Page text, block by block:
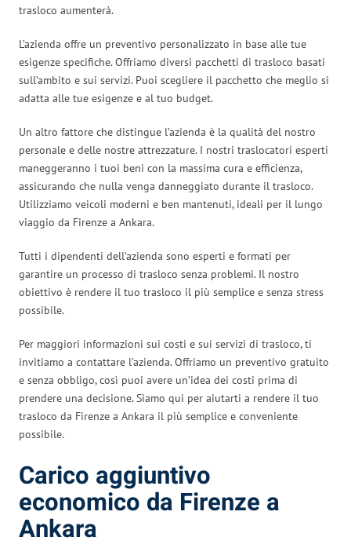
trasloco aumenterà.
L’azienda offre un preventivo personalizzato in base alle tue
esigenze specifiche. Offriamo diversi pacchetti di trasloco basati
sull’ambito e sui servizi. Puoi scegliere il pacchetto che meglio si
adatta alle tue esigenze e al tuo budget.
Un altro fattore che distingue l’azienda è la qualità del nostro
personale e delle nostre attrezzature. I nostri traslocatori esperti
maneggeranno i tuoi beni con la massima cura e efficienza,
assicurando che nulla venga danneggiato durante il trasloco.
Utilizziamo veicoli moderni e ben mantenuti, ideali per il lungo
viaggio da Firenze a Ankara.
Tutti i dipendenti dell’azienda sono esperti e formati per
garantire un processo di trasloco senza problemi. Il nostro
obiettivo è rendere il tuo trasloco il più semplice e senza stress
possibile.
Per maggiori informazioni sui costi e sui servizi di trasloco, ti
invitiamo a contattare l’azienda. Offriamo un preventivo gratuito
e senza obbligo, così puoi avere un’idea dei costi prima di
prendere una decisione. Siamo qui per aiutarti a rendere il tuo
trasloco da Firenze a Ankara il più semplice e conveniente
possibile.
Carico aggiuntivo
economico da Firenze a
Ankara